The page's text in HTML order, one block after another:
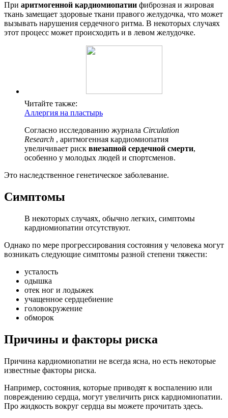
При аритмогенной кардиомиопатии фиброзная и жировая
ткань замещает здоровые ткани правого желудочка, что может
вызывать нарушения сердечного ритма. В некоторых случаях
этот процесс может происходить и в левом желудочке.
Читайте также:
Аллергия на пластырь
Согласно исследованию журнала Circulation
Research , аритмогенная кардиомиопатия
увеличивает риск внезапной сердечной смерти,
особенно у молодых людей и спортсменов.
Это наследственное генетическое заболевание.
Симптомы
В некоторых случаях, обычно легких, симптомы
кардиомиопатии отсутствуют.
Однако по мере прогрессирования состояния у человека могут
возникать следующие симптомы разной степени тяжести:
усталость
одышка
отек ног и лодыжек
учащенное сердцебиение
головокружение
обморок
Причины и факторы риска
Причина кардиомиопатии не всегда ясна, но есть некоторые
известные факторы риска.
Например, состояния, которые приводят к воспалению или
повреждению сердца, могут увеличить риск кардиомиопатии.
Про жидкость вокруг сердца вы можете прочитать здесь.